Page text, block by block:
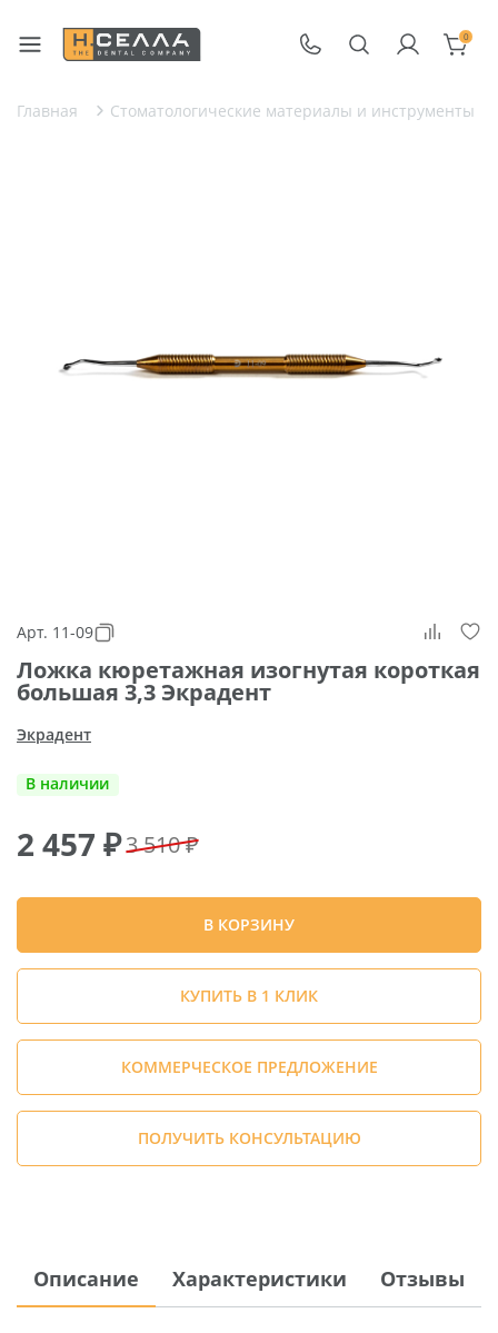
0
Главная Стоматологические материалы и инструменты
Арт. 11-09
Ложка кюретажная изогнутая короткая
большая 3,3 Экрадент
Экрадент
В наличии
2 457 ₽3 510 ₽
В КОРЗИНУ
КУПИТЬ В 1 КЛИК
КОММЕРЧЕСКОЕ ПРЕДЛОЖЕНИЕ
ПОЛУЧИТЬ КОНСУЛЬТАЦИЮ
Описание Характеристики Отзывы